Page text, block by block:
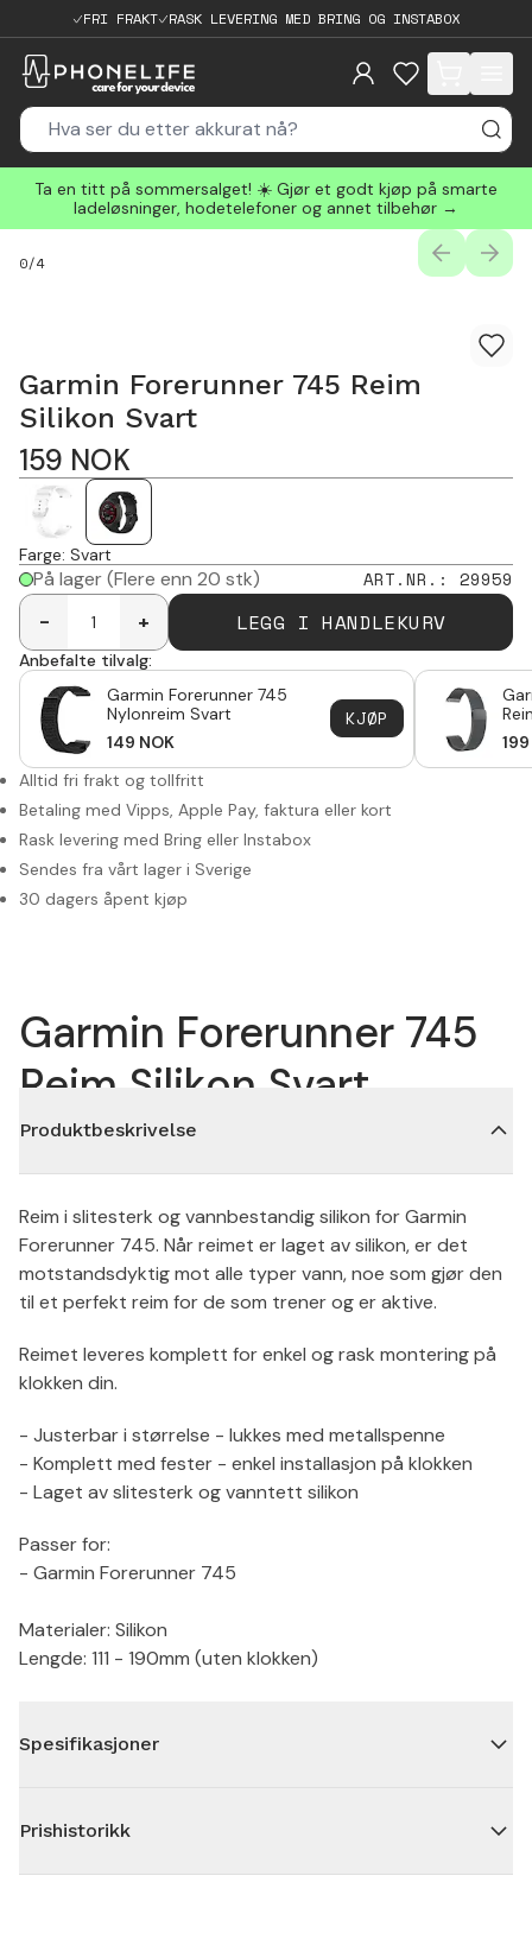
FRI FRAKT RASK LEVERING MED BRING OG INSTABOX
items in cart,
Ta en titt på sommersalget! ☀️ Gjør et godt kjøp på smarte
ladeløsninger, hodetelefoner og annet tilbehør →
0/4
Garmin Forerunner 745 Reim
Silikon Svart
159 NOK
Farge: Svart
På lager(Flere enn 20 stk) ART.NR. : 29959
-
+ LEGG I HANDLEKURV
Anbefalte tilvalg:
Garmin Forerunner 745
Nylonreim Svart
149 NOK
KJØP
199
Alltid fri frakt og tollfritt
Betaling med Vipps, Apple Pay, faktura eller kort
Rask levering med Bring eller Instabox
Sendes fra vårt lager i Sverige
30 dagers åpent kjøp
Garmin Forerunner 745
Reim Silikon Svart
Produktbeskrivelse
Reim i slitesterk og vannbestandig silikon for Garmin
Forerunner 745. Når reimet er laget av silikon, er det
motstandsdyktig mot alle typer vann, noe som gjør den
til et perfekt reim for de som trener og er aktive.
Reimet leveres komplett for enkel og rask montering på
klokken din.
- Justerbar i størrelse - lukkes med metallspenne
- Komplett med fester - enkel installasjon på klokken
- Laget av slitesterk og vanntett silikon
Passer for:
- Garmin Forerunner 745
Materialer: Silikon
Lengde: 111 - 190mm (uten klokken)
Spesifikasjoner
Prishistorikk